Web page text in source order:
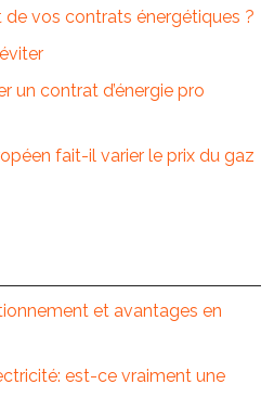
de vos contrats énergétiques ?
un contrat d’énergie pro
fait-il varier le prix du gaz
et avantages en
est-ce vraiment une